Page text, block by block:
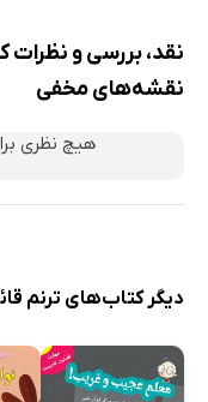
نقد، بررسی و
نقشه‌های مخفی
هیچ نظری
دیگر کتاب‌های ترنم